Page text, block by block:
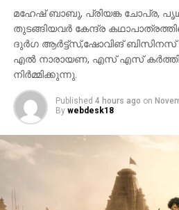
മഹേഷ് ബാബു, പ്രിയങ്ക ചോപ്ര,
തുടങ്ങിയവർ കേന്ദ്ര
ദുർഗ ആർട്ട്സ്,ഷോവിങ് ബിസിനസ്
എൽ നാരായണ, എസ് എസ്
നിർമ്മിക്കുന്നു.
Published 4 hours ago on
By webdesk18